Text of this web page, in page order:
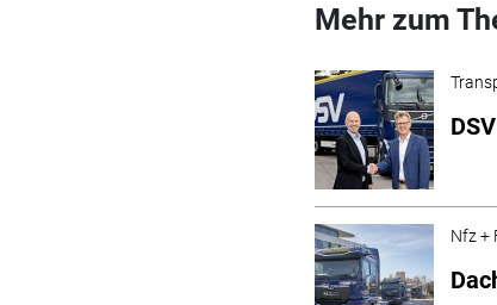
Mehr zum
Nfz +